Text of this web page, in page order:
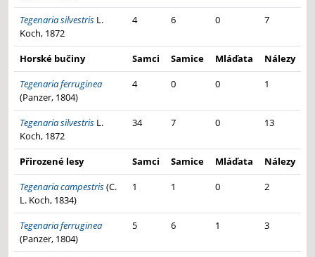
Tegenaria silvestris L.
Koch, 1872
4 6 0 7
Horské bučiny Samci Samice Mláďata
Nálezy
Tegenaria ferruginea
(Panzer, 1804)
4 0 0 1
Tegenaria silvestris L.
Koch, 1872
34 7 0 13
Přirozené lesy Samci Samice Mláďata
Nálezy
Tegenaria campestris(C.
L. Koch, 1834)
1 1 0 2
Tegenaria ferruginea
(Panzer, 1804)
5 6 1 3